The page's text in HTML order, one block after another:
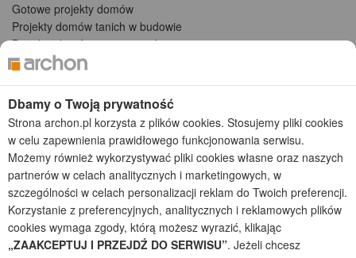
Gotowe projekty domów
Projekty domów tanich w budowie
Projekty domów szeregowych
Projekty małych domów (do 150 m2)
Projekty domów bliźniaczych
Projekty domów nowoczesnych
Projekty domów parterowych
2026 © ARCHON+ Biuro Projektów - Tradycyjne i nowoczesne gotowe
projekty domów - autorska pracownia architektoniczna założona w 1990r.
przez arch. Barbarę Mendel
Z uwagi na ciągłe doskonalenie procesu powstawania projektów (zgodnie z
normą ISO 9001), prezentowane na stronie projekty domów mogą
nieznacznie różnić się od dokumentacji technicznej.
Dbamy o Twoją prywatność
Strona archon.pl korzysta z plików cookies. Stosujemy pliki cookies
w celu zapewnienia prawidłowego funkcjonowania serwisu.
Możemy również wykorzystywać pliki cookies własne oraz naszych
partnerów w celach analitycznych i marketingowych, w
szczególności w celach personalizacji reklam do Twoich preferencji.
Korzystanie z preferencyjnych, analitycznych i reklamowych plików
cookies wymaga zgody, którą możesz wyrazić, klikając
„ZAAKCEPTUJ I PRZEJDŹ DO SERWISU”. Jeżeli chcesz